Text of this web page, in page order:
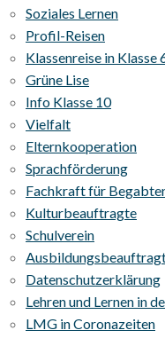
Soziales Lernen
Profil-Reisen
Klassenreise in Klasse
Grüne Lise
Info Klasse 10
Vielfalt
Elternkooperation
Sprachförderung
Fachkraft für
Kulturbeauftragte
Schulverein
Datenschutzerklärung
Lehren und Lernen in
LMG in Coronazeiten